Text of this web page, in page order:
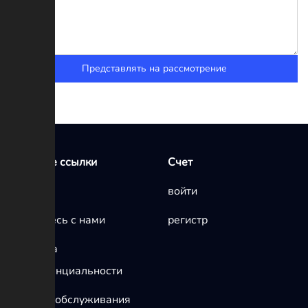
Представлять на рассмотрение
Быстрые ссылки
Свяжитесь с нами
политика
конфиденциальности
условия обслуживания
Счет
войти
регистр